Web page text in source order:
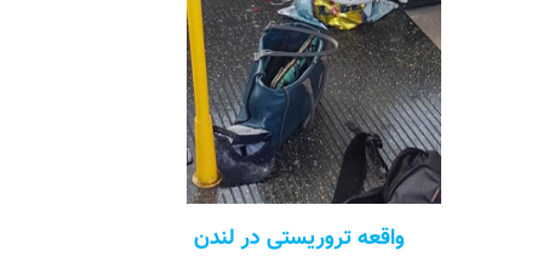
واقعه تروریستی در لندن